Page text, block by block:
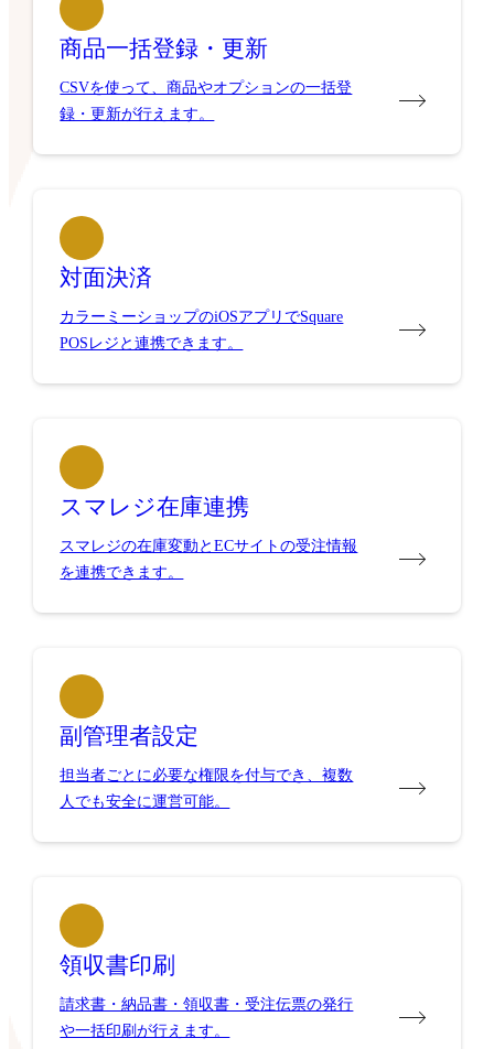
商品一括登録・更新
CSVを使って、商品やオプションの一括登
録・更新が行えます。
対面決済
カラーミーショップのiOSアプリでSquare
POSレジと連携できます。
スマレジ在庫連携
スマレジの在庫変動とECサイトの受注情報
を連携できます。
副管理者設定
担当者ごとに必要な権限を付与でき、複数
人でも安全に運営可能。
領収書印刷
請求書・納品書・領収書・受注伝票の発行
や一括印刷が行えます。